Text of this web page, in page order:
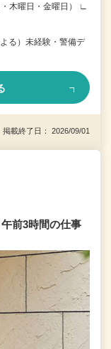
木曜日・金曜日） ∟
る）未経験・警備デ
載終了日： 2026/09/01
前3時間の仕事